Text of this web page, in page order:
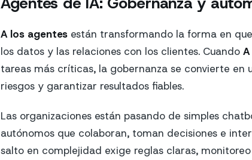
A los agentes están transformando la forma en
los datos y las relaciones con los clientes. Cuando
tareas más críticas, la gobernanza se convierte en
riesgos y garantizar resultados fiables.
Las organizaciones están pasando de simples
autónomos que colaboran, toman decisiones e
salto en complejidad exige reglas claras,